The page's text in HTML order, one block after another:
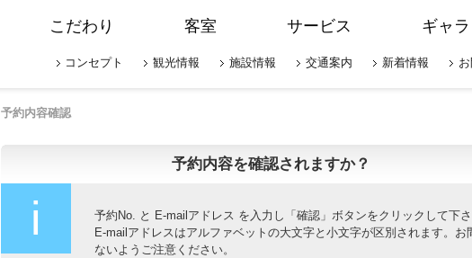
こだわり 客室 サービス ギャ
コンセプト 観光情報 施設情報 交通案内 新着情報
予約内容確認
予約内容を確認されますか？
i
予約No. と E-mailアドレス を入力し「確認」ボタンをクリックして下
E-mailアドレスはアルファベットの大文字と小文字が区別されます。お
ないようご注意ください。